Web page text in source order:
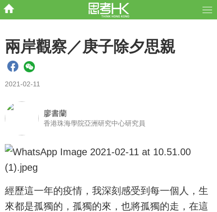
兩岸觀察／庚子除夕思親
2021-02-11
廖書蘭
香港珠海學院亞洲研究中心研究員
經歷這一年的疫情，我深刻感受到每一個人，生
來都是孤獨的，孤獨的來，也將孤獨的走，在這